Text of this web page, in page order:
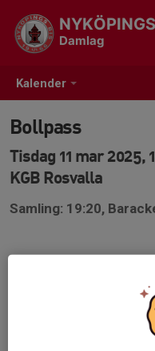
Kalender
Damlag
Bollpass
Tisdag 11 mar 2025,
KGB Rosvalla
Samling: 19:20,